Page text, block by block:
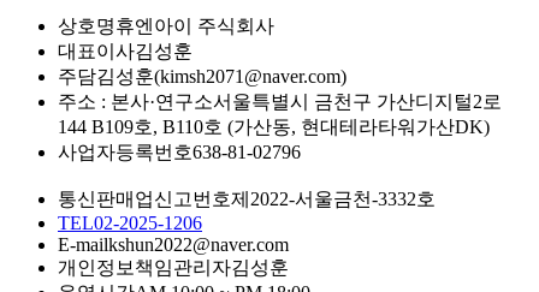
상호명휴엔아이 주식회사
대표이사김성훈
주담김성훈(kimsh2071@naver.com)
주소 : 본사·연구소서울특별시 금천구 가산디지털2로
144 B109호, B110호 (가산동, 현대테라타워가산DK)
사업자등록번호638-81-02796
통신판매업신고번호제2022-서울금천-3332호
TEL02-2025-1206
E-mailkshun2022@naver.com
개인정보책임관리자김성훈